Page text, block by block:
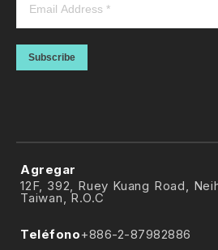
Subscribe
Agregar
12F, 392, Ruey Kuang Road,
Taiwan, R.O.C
Teléfono+886-2-87982886